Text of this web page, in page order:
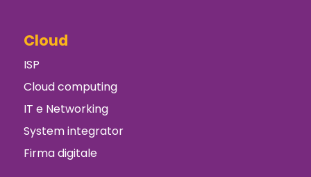
Cloud
ISP
Cloud computing
IT e Networking
System integrator
Firma digitale